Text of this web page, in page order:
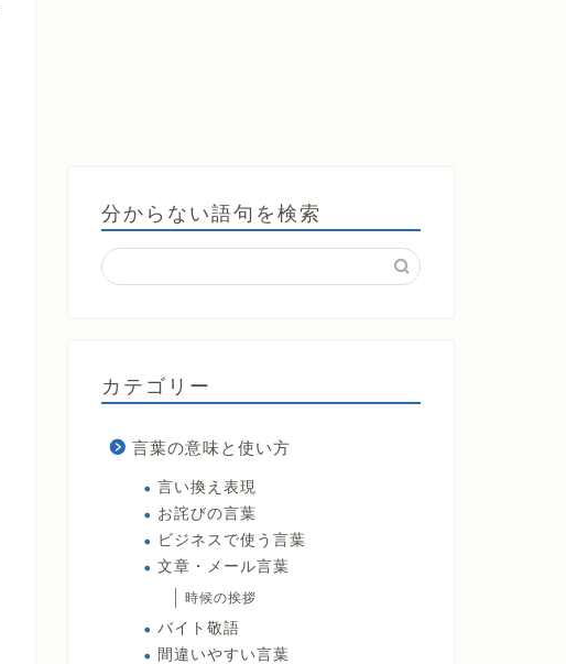
分からない語句を検索
カテゴリー
言葉の意味と使い方
言い換え表現
お詫びの言葉
ビジネスで使う言葉
文章・メール言葉
時候の挨拶
バイト敬語
間違いやすい言葉